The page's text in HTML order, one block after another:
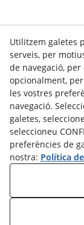
Utilitzem galetes
serveis, per
de navegació,
opcionalment,
les vostres
navegació.
galetes,
seleccioneu
preferències de
nostra: Política